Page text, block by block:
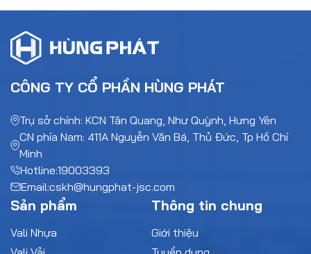
CÔNG TY CỔ PHẦN HÙNG PHÁT
Trụ sở chính: KCN Tân Quang, Như Quỳnh, Hưng Yên
CN phía Nam: 411A Nguyễn Văn Bá, Thủ Đức, Tp Hồ Chí
Minh
Hotline:19003393
Email:cskh@hungphat-jsc.com
Sản phẩm
Vali Nhựa
Thông tin chung
Giới thiệu